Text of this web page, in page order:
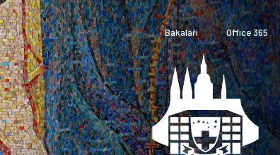
Bakaláři Office 365